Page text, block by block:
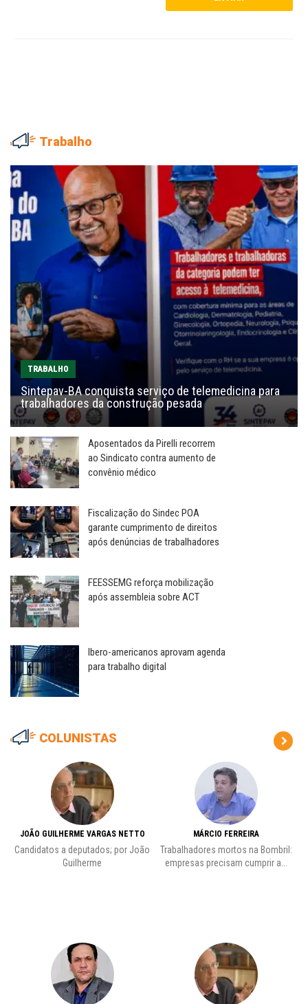
Trabalho
TRABALHO
Sintepav-BA conquista serviço de telemedicina para
trabalhadores da construção pesada
Aposentados da Pirelli recorrem
ao Sindicato contra aumento de
convênio médico
Fiscalização do Sindec POA
garante cumprimento de direitos
após denúncias de trabalhadores
FEESSEMG reforça mobilização
após assembleia sobre ACT
Ibero-americanos aprovam agenda
para trabalho digital
COLUNISTAS
JOÃO GUILHERME VARGAS NETTO
Candidatos a deputados; por João
Guilherme
MÁRCIO FERREIRA
Trabalhadores mortos na Bombril:
empresas precisam cumprir a...